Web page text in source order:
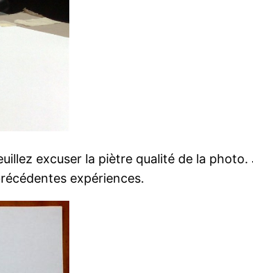
excuser la piètre qualité de la photo.
expériences.